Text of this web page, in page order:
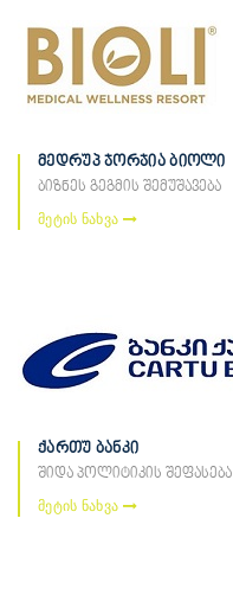
მედრუპ ჯორჯია ბიოლი
ბიზნეს გეგმის შემუშავება
მეტის ნახვა
ქართუ ბანკი
შიდა პოლიტიკის
მეტის ნახვა